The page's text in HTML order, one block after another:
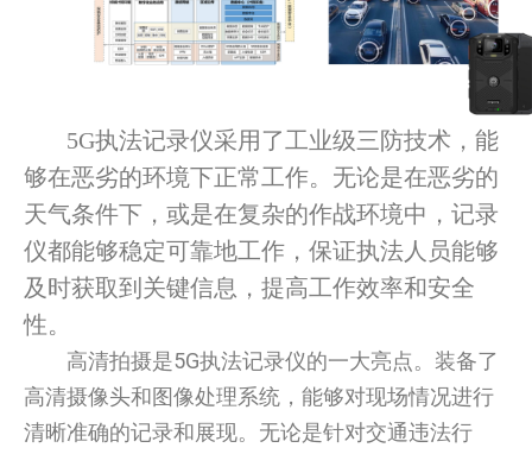
5G执法记录仪采用了工业级三防技术，能
够在恶劣的环境下正常工作。无论是在恶劣的
天气条件下，或是在复杂的作战环境中，记录
仪都能够稳定可靠地工作，保证执法人员能够
及时获取到关键信息，提高工作效率和安全
性。
高清拍摄是5G执法记录仪的一大亮点。装备了
高清摄像头和图像处理系统，能够对现场情况进行
清晰准确的记录和展现。无论是针对交通违法行